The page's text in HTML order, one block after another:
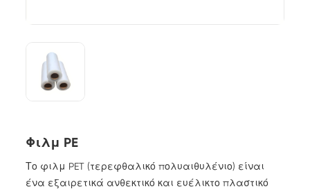
Φιλμ PE
Το φιλμ PET (τερεφθαλικό πολυαιθυλένιο) είναι
ένα εξαιρετικά ανθεκτικό και ευέλικτο πλαστικό